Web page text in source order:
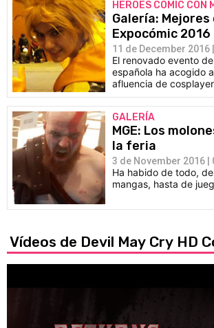
HEROES COMIC CON
Galería:
Expocómic 2016
11 de December 2016
El renovado evento
española ha acogido
afluencia de
GALERÍA
MGE: Los
la feria
3 de November 2016 |
Ha habido de todo,
mangas, hasta de
Vídeos de Devil May Cry HD